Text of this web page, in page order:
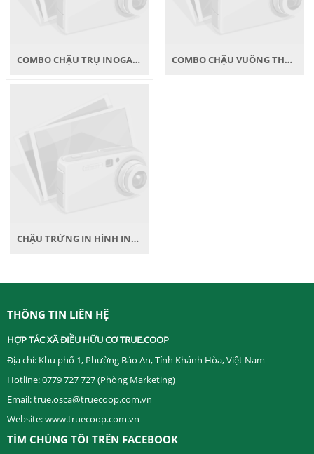
COMBO CHẬU TRỤ INOGARDEN 2 LỖ IN HÌNH COMBO CHẬU VUÔNG THẲNG IN HÌNH INOGARDEN C2
CHẬU TRỨNG IN HÌNH INOGARDEN
THÔNG TIN LIÊN HỆ
HỢP TÁC XÃ ĐIỀU HỮU CƠ TRUE.COOP ​
Địa chỉ: Khu phố 1, Phường Bảo An, Tỉnh Khánh Hòa, Việt Nam
Hotline: 0779 727 727 (Phòng Marketing)
Email: true.osca@truecoop.com.vn
Website: www.truecoop.com.vn
TÌM CHÚNG TÔI TRÊN FACEBOOK